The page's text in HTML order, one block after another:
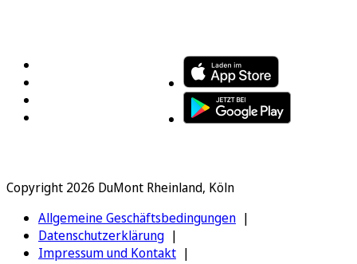
Copyright 2026 DuMont Rheinland, Köln
Allgemeine Geschäftsbedingungen
Datenschutzerklärung
Impressum und Kontakt